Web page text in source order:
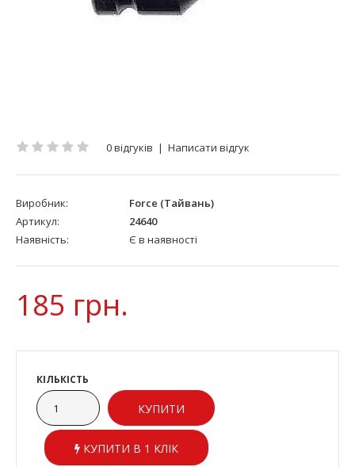
0 відгуків | Написати відгук
Виробник:
Force (Тайвань)
Артикул:
24640
Наявність:
Є в наявності
185 грн.
КІЛЬКІСТЬ
КУПИТИ В 1 КЛІК